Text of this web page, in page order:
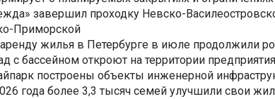
завершил проходку Невско-
Приморской
жилья в Петербурге в июле продолжили
с бассейном откроют на территории
построены объекты инженерной
года более 3,3 тысяч семей улучшили свои